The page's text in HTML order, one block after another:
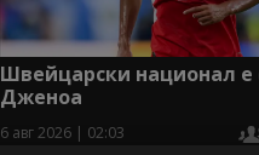
Швейцарски национал е
Дженоа
6 авг 2026 | 02:03